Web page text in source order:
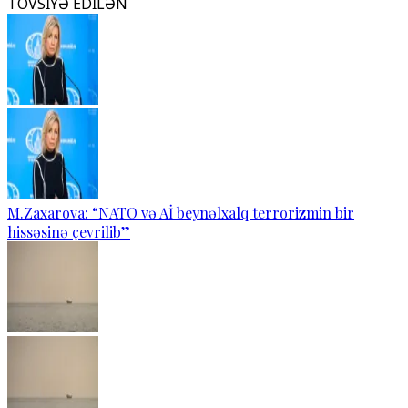
M.Zaxarova: “NATO və Aİ beynəlxalq terrorizmin bir
hissəsinə çevrilib”